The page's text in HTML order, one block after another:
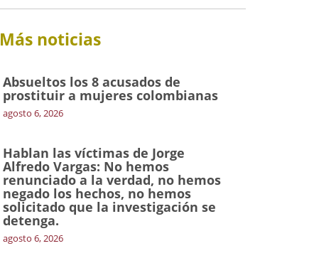
Más noticias
Absueltos los 8 acusados de
prostituir a mujeres colombianas
agosto 6, 2026
Hablan las víctimas de Jorge
Alfredo Vargas: No hemos
renunciado a la verdad, no hemos
negado los hechos, no hemos
solicitado que la investigación se
detenga.
agosto 6, 2026